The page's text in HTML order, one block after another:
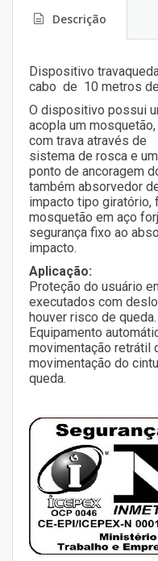
Descrição
Dispositivo
cabo de 10 metros
O dispositivo possui
acopla um
com trava através de
sistema de rosca e
ponto de ancoragem
também absorvedor
impacto tipo giratório,
mosquetão em aço
segurança fixo ao
impacto.
Aplicação:
Proteção do usuário
executados com
houver risco de queda.
Equipamento
movimentação retrátil
movimentação do
queda.